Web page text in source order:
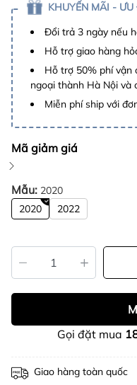
KHUYẾN MÃI - ƯU
Đổi trả 3 ngày nếu
Hỗ trợ giao hàng
Hỗ trợ 50% phí vận
ngoại thành Hà Nội và
Miễn phí ship với
Mã giảm giá
Mẫu: 2020
2020
2022
Gọi đặt mua
Giao hàng toàn quốc